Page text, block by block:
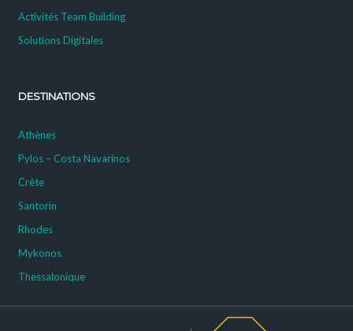
Activités Team Building
Solutions Digitales
DESTINATIONS
Athènes
Pylos – Costa Navarinos
Crète
Santorin
Rhodes
Mykonos
Thessalonique